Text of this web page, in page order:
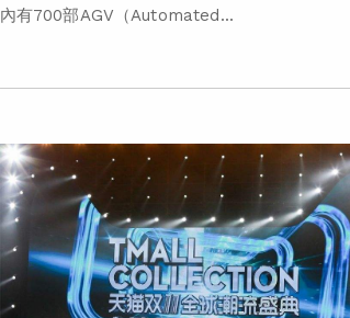
內有700部AGV（Automated...